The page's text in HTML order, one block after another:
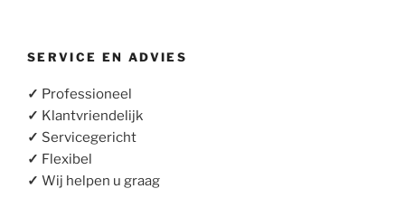
SERVICE EN ADVIES
✓ Professioneel
✓ Klantvriendelijk
✓ Servicegericht
✓ Flexibel
✓ Wij helpen u graag